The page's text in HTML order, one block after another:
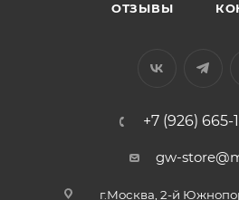
ОТЗЫВЫ
+7 (926) 665-
gw-
г.Москва, 2-й